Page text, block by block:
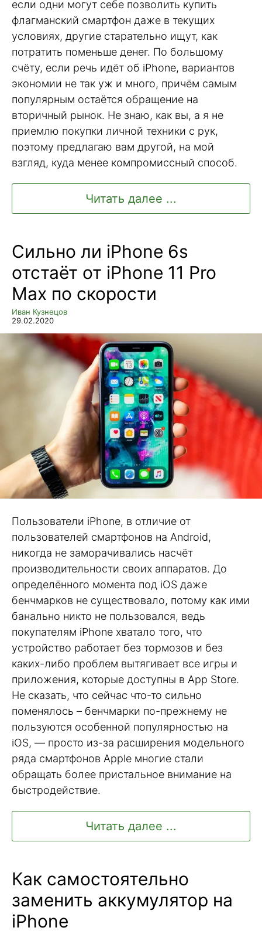
если одни могут себе позволить купить
флагманский смартфон даже в текущих
условиях, другие старательно ищут, как
потратить поменьше денег. По большому
счёту, если речь идёт об iPhone, вариантов
экономии не так уж и много, причём самым
популярным остаётся обращение на
вторичный рынок. Не знаю, как вы, а я не
приемлю покупки личной техники с рук,
поэтому предлагаю вам другой, на мой
взгляд, куда менее компромиссный способ.
Читать далее ...
Сильно ли iPhone 6s
отстаёт от iPhone 11 Pro
Max по скорости
Иван Кузнецов
29.02.2020
Пользователи iPhone, в отличие от
пользователей смартфонов на Android,
никогда не заморачивались насчёт
производительности своих аппаратов. До
определённого момента под iOS даже
бенчмарков не существовало, потому как ими
банально никто не пользовался, ведь
покупателям iPhone хватало того, что
устройство работает без тормозов и без
каких-либо проблем вытягивает все игры и
приложения, которые доступны в App Store.
Не сказать, что сейчас что-то сильно
поменялось – бенчмарки по-прежнему не
пользуются особенной популярностью на
iOS, — просто из-за расширения модельного
ряда смартфонов Apple многие стали
обращать более пристальное внимание на
быстродействие.
Читать далее ...
Как самостоятельно
заменить аккумулятор на
iPhone